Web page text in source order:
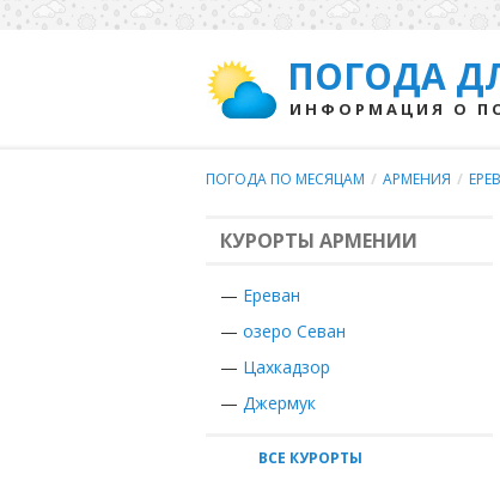
ПОГОДА
ИНФОРМАЦИЯ О
ПОГОДА ПО МЕСЯЦАМ / АРМЕНИЯ /
КУРОРТЫ АРМЕНИИ
— Ереван
— озеро Севан
— Цахкадзор
— Джермук
ВСЕ КУРОРТЫ